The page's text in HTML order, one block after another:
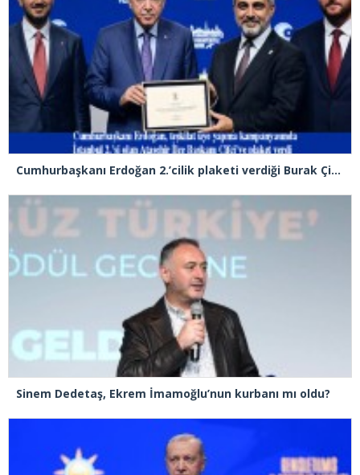
Cumhurbaşkanı Erdoğan 2.’cilik plaketi verdiği Burak Çifci’den Ataşehir seçimlerini kazanma sözünü aldı
Sinem Dedetaş, Ekrem İmamoğlu’nun kurbanı mı oldu?